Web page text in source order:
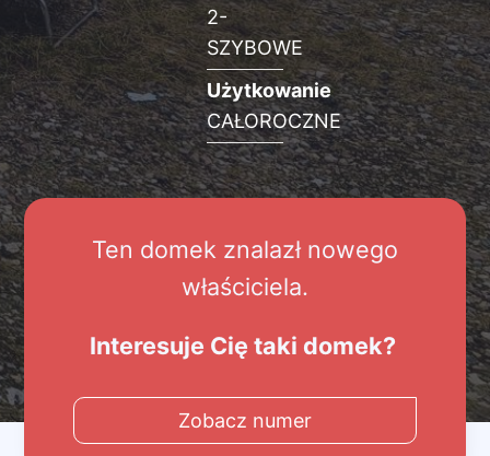
Ten domek znalazł nowego
właściciela.
Interesuje Cię taki domek?
Zobacz numer
2-
SZYBOWE
Użytkowanie
CAŁOROCZNE